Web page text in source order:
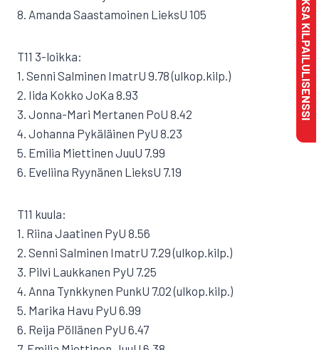
8. Amanda Saastamoinen LieksU 105
T11 3-loikka:
1. Senni Salminen ImatrU 9.78 (ulkop.kilp.)
2. Iida Kokko JoKa 8.93
3. Jonna-Mari Mertanen PoU 8.42
4. Johanna Pykäläinen PyU 8.23
5. Emilia Miettinen JuuU 7.99
6. Eveliina Ryynänen LieksU 7.19
T11 kuula:
1. Riina Jaatinen PyU 8.56
2. Senni Salminen ImatrU 7.29 (ulkop.kilp.)
3. Pilvi Laukkanen PyU 7.25
4. Anna Tynkkynen PunkU 7.02 (ulkop.kilp.)
5. Marika Havu PyU 6.99
6. Reija Pöllänen PyU 6.47
MAKSA KILPAILULISENSSI